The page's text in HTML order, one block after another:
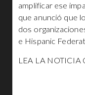
amplificar ese
que anunció que
dos
e Hispanic
LEA LA NOTICIA